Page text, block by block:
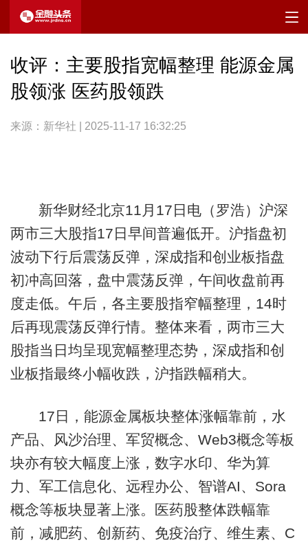
收评：主要股指宽幅整理 能源金属
股领涨 医药股领跌
来源：新华社 | 2025-11-17 16:32:25
新华财经北京11月17日电（罗浩）沪深
两市三大股指17日早间普遍低开。沪指盘初
波动下行后震荡反弹，深成指和创业板指盘
初冲高回落，盘中震荡反弹，午间收盘前再
度走低。午后，各主要股指窄幅整理，14时
后再现震荡反弹行情。整体来看，两市三大
股指当日均呈现宽幅整理态势，深成指和创
业板指最终小幅收跌，沪指跌幅稍大。
17日，能源金属板块整体涨幅靠前，水
产品、风沙治理、军贸概念、Web3概念等板
块亦有较大幅度上涨，数字水印、华为算
力、军工信息化、远程办公、智谱AI、Sora
概念等板块显著上涨。医药股整体跌幅靠
前，减肥药、创新药、免疫治疗、维生素、C